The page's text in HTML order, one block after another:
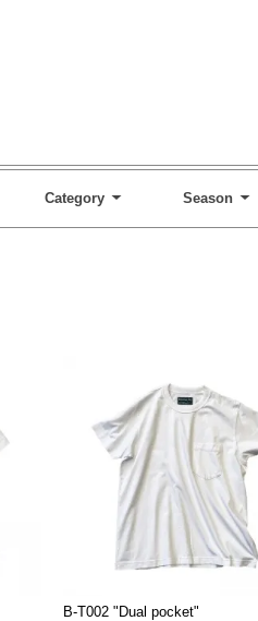
Category Season
B-T002 "Dual pocket"